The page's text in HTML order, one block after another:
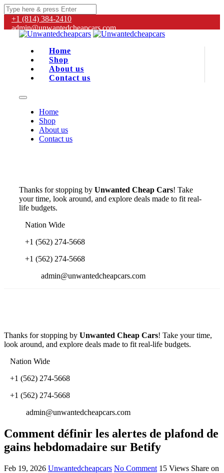
+1 (814) 384‑2410
admin@unwantedcheapcars.com
Home
Shop
About us
Contact us
Home
Shop
About us
Contact us
Thanks for stopping by Unwanted Cheap Cars! Take
your time, look around, and explore deals made to fit real-
life budgets.
Nation Wide
+1 (562) 274-5668
+1 (562) 274-5668
admin@unwantedcheapcars.com
Thanks for stopping by Unwanted Cheap Cars! Take your time,
look around, and explore deals made to fit real-life budgets.
Nation Wide
+1 (562) 274-5668
+1 (562) 274-5668
admin@unwantedcheapcars.com
Comment définir les alertes de plafond de
gains hebdomadaire sur Betify
Feb 19, 2026 Unwantedcheapcars No Comment 15 Views Share on